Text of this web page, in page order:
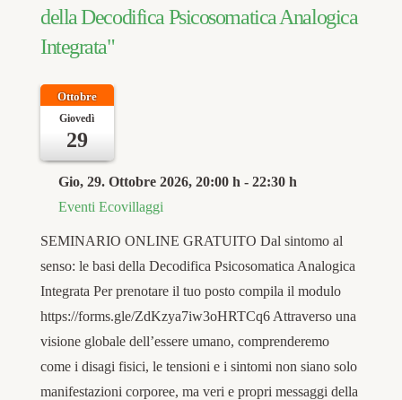
della Decodifica Psicosomatica Analogica
Integrata"
Ottobre
Giovedì
29
Gio, 29. Ottobre 2026, 20:00 h - 22:30 h
Eventi Ecovillaggi
SEMINARIO ONLINE GRATUITO Dal sintomo al
senso: le basi della Decodifica Psicosomatica Analogica
Integrata Per prenotare il tuo posto compila il modulo
https://forms.gle/ZdKzya7iw3oHRTCq6 Attraverso una
visione globale dell’essere umano, comprenderemo
come i disagi fisici, le tensioni e i sintomi non siano solo
manifestazioni corporee, ma veri e propri messaggi della